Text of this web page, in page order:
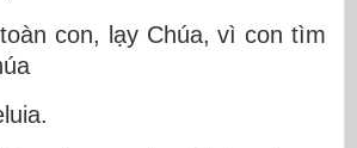
con, lạy Chúa, vì con tìm